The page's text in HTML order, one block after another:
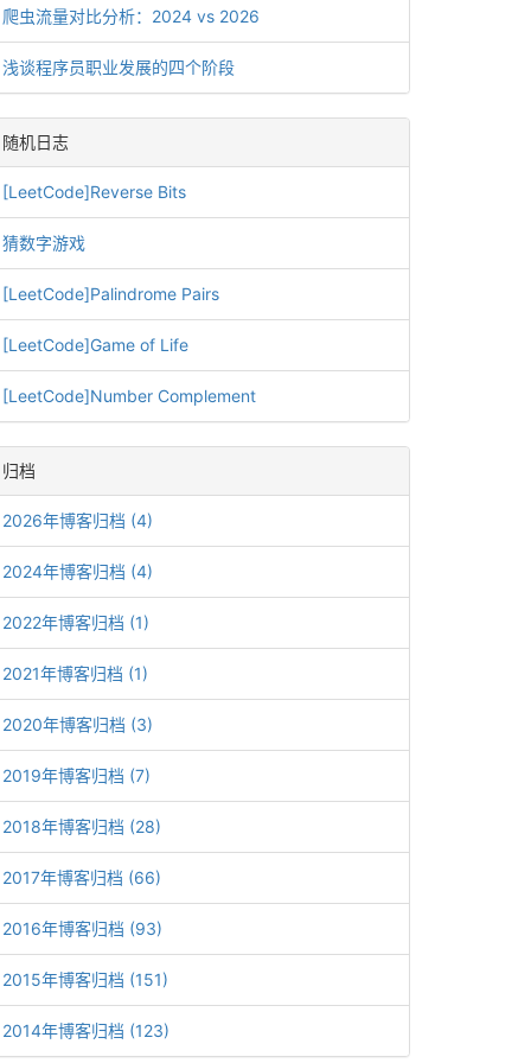
爬虫流量对比分析：2024 vs 2026
浅谈程序员职业发展的四个阶段
随机日志
[LeetCode]Reverse Bits
猜数字游戏
[LeetCode]Palindrome Pairs
[LeetCode]Game of Life
[LeetCode]Number Complement
归档
2026年博客归档 (4)
2024年博客归档 (4)
2022年博客归档 (1)
2021年博客归档 (1)
2020年博客归档 (3)
2019年博客归档 (7)
2018年博客归档 (28)
2017年博客归档 (66)
2016年博客归档 (93)
2015年博客归档 (151)
2014年博客归档 (123)